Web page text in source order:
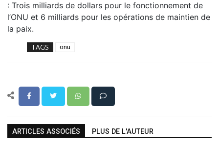
: Trois milliards de dollars pour le fonctionnement de
l’ONU et 6 milliards pour les opérations de maintien de
la paix.
TAGS onu
ARTICLES ASSOCIÉS PLUS DE L'AUTEUR